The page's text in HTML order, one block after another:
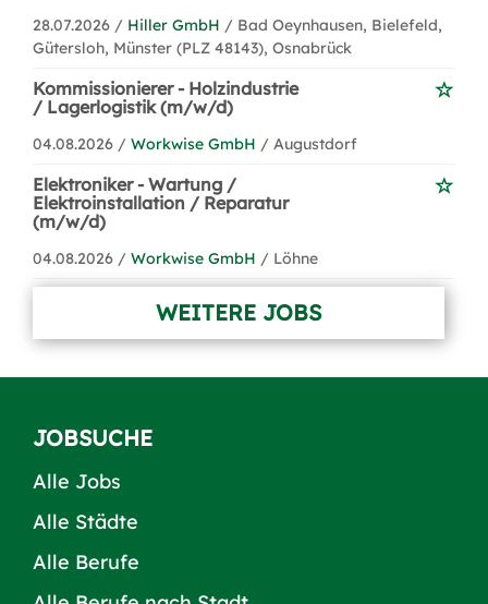
28.07.2026 / Hiller GmbH / Bad Oeynhausen, Bielefeld,
Gütersloh, Münster (PLZ 48143), Osnabrück
Kommissionierer - Holzindustrie
/ Lagerlogistik (m/w/d)
04.08.2026 / Workwise GmbH / Augustdorf
Elektroniker - Wartung /
Elektroinstallation / Reparatur
(m/w/d)
04.08.2026 / Workwise GmbH / Löhne
WEITERE JOBS
JOBSUCHE
Alle Jobs
Alle Städte
Alle Berufe